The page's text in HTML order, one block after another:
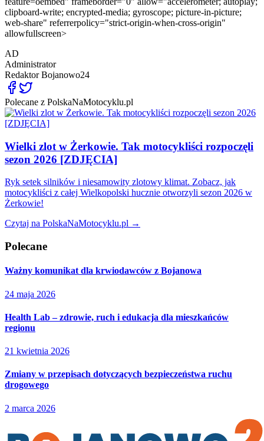
clipboard-write; encrypted-media; gyroscope; picture-in-picture;
web-share" referrerpolicy="strict-origin-when-cross-origin"
allowfullscreen>
AD
Administrator
RedaktorBojanowo24
Polecane z PolskaNaMotocyklu.pl
Wielki zlot w Żerkowie. Tak motocykliści rozpoczęli
sezon 2026 [ZDJĘCIA]
Ryk setek silników i niesamowity zlotowy klimat. Zobacz, jak
motocykliści z całej Wielkopolski hucznie otworzyli sezon 2026 w
Żerkowie!
Czytaj na PolskaNaMotocyklu.pl →
Polecane
Ważny komunikat dla krwiodawców z Bojanowa
24 maja 2026
Health Lab – zdrowie, ruch i edukacja dla mieszkańców
regionu
21 kwietnia 2026
Zmiany w przepisach dotyczących bezpieczeństwa ruchu
drogowego
2 marca 2026